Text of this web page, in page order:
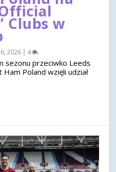
Clubs w
2026 | 4
sezonu przeciwko Leeds
Poland wzięli udział